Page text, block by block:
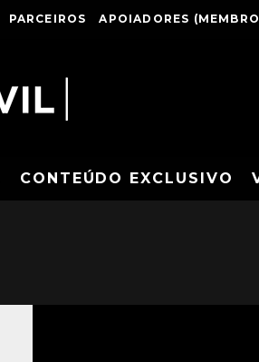
PARCEIROS APOIADORES
CONTEÚDO EXCLUSIVO